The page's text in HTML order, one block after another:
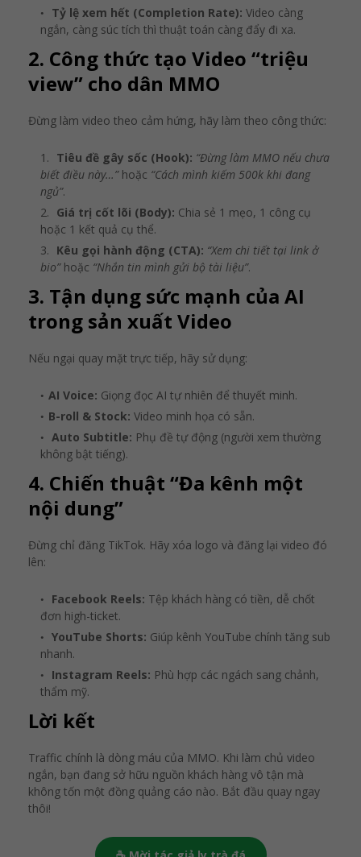
Tỷ lệ xem hết (Completion Rate): Video càng
ngắn, càng súc tích thì thuật toán càng đẩy đi xa.
2. Công thức tạo Video “triệu
view” cho dân MMO
Đừng làm video theo cảm hứng, hãy làm theo công thức:
Tiêu đề gây sốc (Hook): “Đừng làm MMO nếu chưa
biết điều này…”hoặc “Cách mình kiếm 500k khi đang
ngủ”.
Giá trị cốt lõi (Body): Chia sẻ 1 mẹo, 1 công cụ
hoặc 1 kết quả cụ thể.
Kêu gọi hành động (CTA): “Xem chi tiết tại link ở
bio”hoặc “Nhắn tin mình gửi bộ tài liệu”.
3. Tận dụng sức mạnh của AI
trong sản xuất Video
Nếu ngại quay mặt trực tiếp, hãy sử dụng:
AI Voice: Giọng đọc AI tự nhiên để thuyết minh.
B-roll & Stock: Video minh họa có sẵn.
Auto Subtitle: Phụ đề tự động (người xem thường
không bật tiếng).
4. Chiến thuật “Đa kênh một
nội dung”
Đừng chỉ đăng TikTok. Hãy xóa logo và đăng lại video đó
lên:
Facebook Reels: Tệp khách hàng có tiền, dễ chốt
đơn high-ticket.
YouTube Shorts: Giúp kênh YouTube chính tăng sub
nhanh.
Instagram Reels: Phù hợp các ngách sang chảnh,
thẩm mỹ.
Lời kết
Traffic chính là dòng máu của MMO. Khi làm chủ video
ngắn, bạn đang sở hữu nguồn khách hàng vô tận mà
không tốn một đồng quảng cáo nào. Bắt đầu quay ngay
thôi!